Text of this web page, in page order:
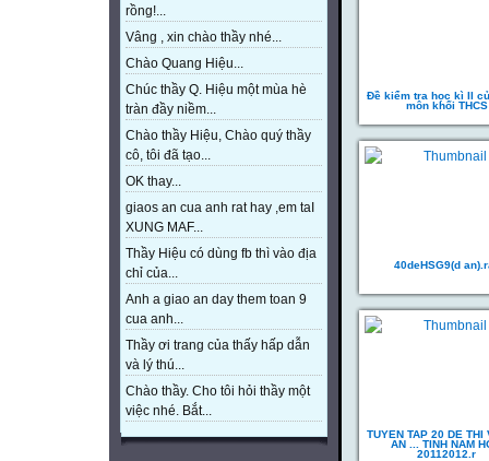
rồng!...
Vâng , xin chào thầy nhé...
Chào Quang Hiệu...
Chúc thầy Q. Hiệu một mùa hè
tràn đầy niềm...
Chào thầy Hiệu, Chào quý thầy
cô, tôi đã tạo...
OK thay...
giaos an cua anh rat hay ,em taI
XUNG MAF...
Thầy Hiệu có dùng fb thì vào địa
chỉ của...
Anh a giao an day them toan 9
cua anh...
Thầy ơi trang của thấy hấp dẫn
và lý thú...
Chào thầy. Cho tôi hỏi thầy một
việc nhé. Bắt...
Đề kiểm tra học kì II
môn khối THCS
40deHSG9(d
TUYEN TAP 20 DE THI
AN ... TINH NAM
20112012.r